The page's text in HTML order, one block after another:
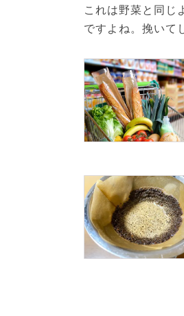
これは野菜と同じ
ですよね。挽いて